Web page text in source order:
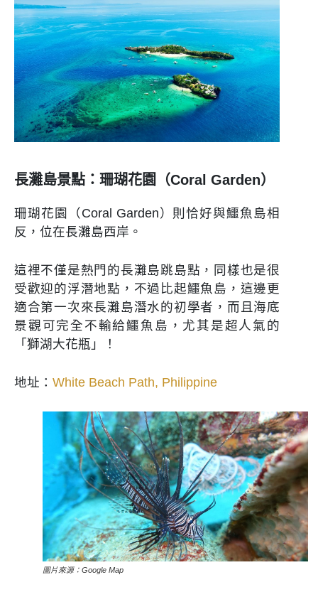
長灘島景點：珊瑚花園（Coral Garden）
珊瑚花園（Coral Garden）則恰好與鱷魚島相
反，位在長灘島西岸。
這裡不僅是熱門的長灘島跳島點，同樣也是很
受歡迎的浮潛地點，不過比起鱷魚島，這邊更
適合第一次來長灘島潛水的初學者，而且海底
景觀可完全不輸給鱷魚島，尤其是超人氣的
「獅湖大花瓶」！
地址： White Beach Path, Philippine
圖片來源：Google Map